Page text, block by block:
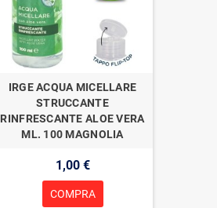
IRGE ACQUA MICELLARE
STRUCCANTE
RINFRESCANTE ALOE VERA
ML. 100 MAGNOLIA
1,00 €
COMPRA